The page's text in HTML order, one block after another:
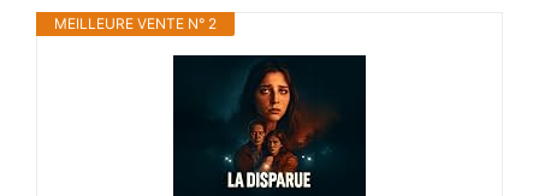
MEILLEURE VENTE N° 2